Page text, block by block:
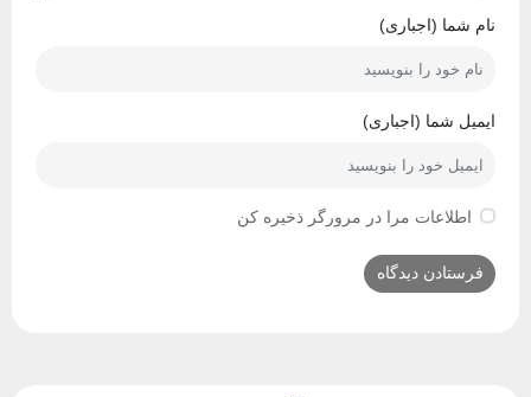
نام شما (اجباری)
ایمیل شما (اجباری)
اطلاعات مرا در مرورگر ذخیره کن